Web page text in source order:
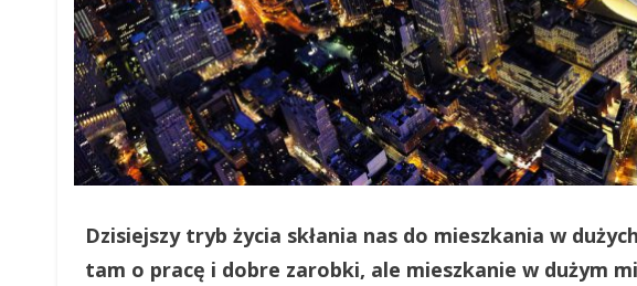
Dzisiejszy tryb życia skłania nas do mieszkania w
tam o pracę i dobre zarobki, ale mieszkanie w dużym